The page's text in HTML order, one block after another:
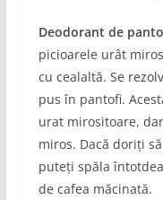
Deodorant de
picioarele urât
cu cealaltă. Se
pus în pantofi.
urat mirositoare,
miros. Dacă doriți
puteți spăla
de cafea măcinată.